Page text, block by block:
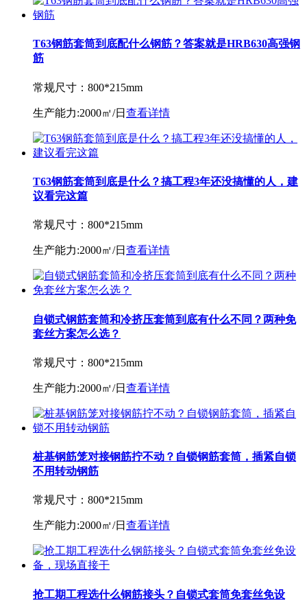
T63钢筋套筒到底配什么钢筋？答案就是HRB630高强钢
筋
常规尺寸： 800*215mm
生产能力:2000㎡/日 查看详情
T63钢筋套筒到底是什么？搞工程3年还没搞懂的人，建
议看完这篇
常规尺寸： 800*215mm
生产能力:2000㎡/日 查看详情
自锁式钢筋套筒和冷挤压套筒到底有什么不同？两种免
套丝方案怎么选？
常规尺寸： 800*215mm
生产能力:2000㎡/日 查看详情
桩基钢筋笼对接钢筋拧不动？自锁钢筋套筒，插紧自锁
不用转动钢筋
常规尺寸： 800*215mm
生产能力:2000㎡/日 查看详情
抢工期工程选什么钢筋接头？自锁式套筒免套丝免设